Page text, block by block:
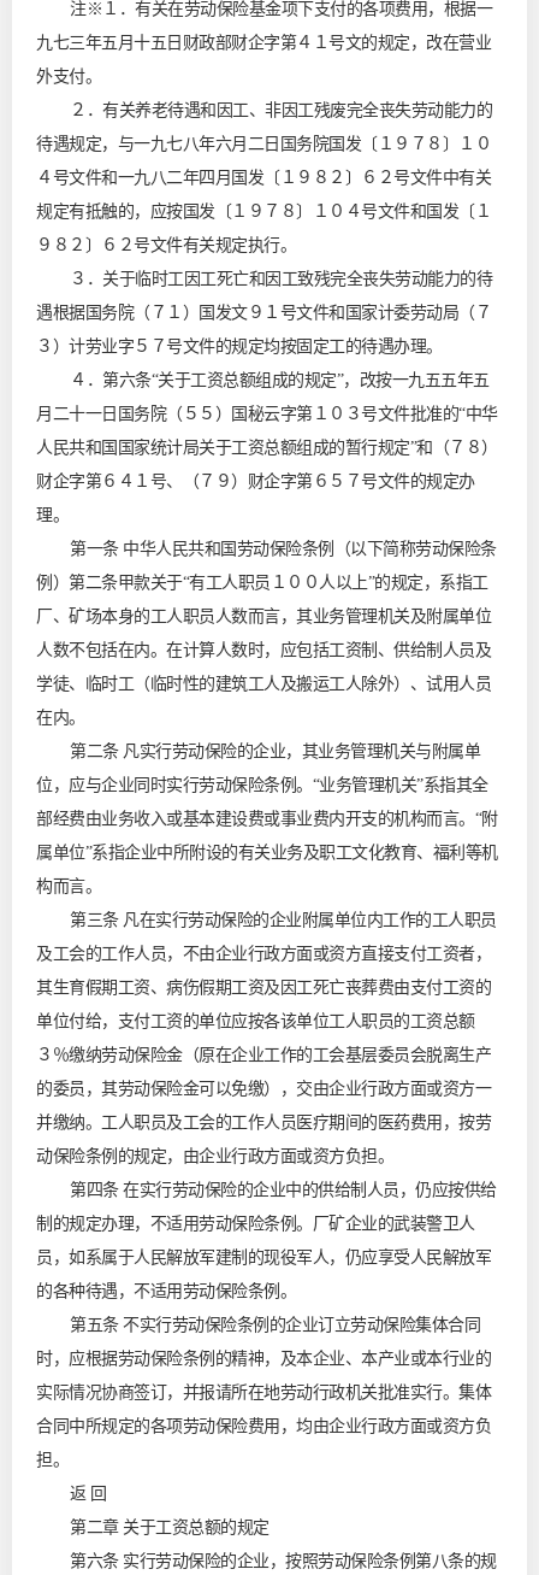
注※１．有关在劳动保险基金项下支付的各项费用，根据一
九七三年五月十五日财政部财企字第４１号文的规定，改在营业
外支付。
２．有关养老待遇和因工、非因工残废完全丧失劳动能力的
待遇规定，与一九七八年六月二日国务院国发〔１９７８〕１０
４号文件和一九八二年四月国发〔１９８２〕６２号文件中有关
规定有抵触的，应按国发〔１９７８〕１０４号文件和国发〔１
９８２〕６２号文件有关规定执行。
３．关于临时工因工死亡和因工致残完全丧失劳动能力的待
遇根据国务院（７１）国发文９１号文件和国家计委劳动局（７
３）计劳业字５７号文件的规定均按固定工的待遇办理。
４．第六条“关于工资总额组成的规定”，改按一九五五年五
月二十一日国务院（５５）国秘云字第１０３号文件批准的“中华
人民共和国国家统计局关于工资总额组成的暂行规定”和（７８）
财企字第６４１号、（７９）财企字第６５７号文件的规定办
理。
第一条 中华人民共和国劳动保险条例（以下简称劳动保险条
例）第二条甲款关于“有工人职员１００人以上”的规定，系指工
厂、矿场本身的工人职员人数而言，其业务管理机关及附属单位
人数不包括在内。在计算人数时，应包括工资制、供给制人员及
学徒、临时工（临时性的建筑工人及搬运工人除外）、试用人员
在内。
第二条 凡实行劳动保险的企业，其业务管理机关与附属单
位，应与企业同时实行劳动保险条例。“业务管理机关”系指其全
部经费由业务收入或基本建设费或事业费内开支的机构而言。“附
属单位”系指企业中所附设的有关业务及职工文化教育、福利等机
构而言。
第三条 凡在实行劳动保险的企业附属单位内工作的工人职员
及工会的工作人员，不由企业行政方面或资方直接支付工资者，
其生育假期工资、病伤假期工资及因工死亡丧葬费由支付工资的
单位付给，支付工资的单位应按各该单位工人职员的工资总额
３％缴纳劳动保险金（原在企业工作的工会基层委员会脱离生产
的委员，其劳动保险金可以免缴），交由企业行政方面或资方一
并缴纳。工人职员及工会的工作人员医疗期间的医药费用，按劳
动保险条例的规定，由企业行政方面或资方负担。
第四条 在实行劳动保险的企业中的供给制人员，仍应按供给
制的规定办理，不适用劳动保险条例。厂矿企业的武装警卫人
员，如系属于人民解放军建制的现役军人，仍应享受人民解放军
的各种待遇，不适用劳动保险条例。
第五条 不实行劳动保险条例的企业订立劳动保险集体合同
时，应根据劳动保险条例的精神，及本企业、本产业或本行业的
实际情况协商签订，并报请所在地劳动行政机关批准实行。集体
合同中所规定的各项劳动保险费用，均由企业行政方面或资方负
担。
返 回
第二章 关于工资总额的规定
第六条 实行劳动保险的企业，按照劳动保险条例第八条的规